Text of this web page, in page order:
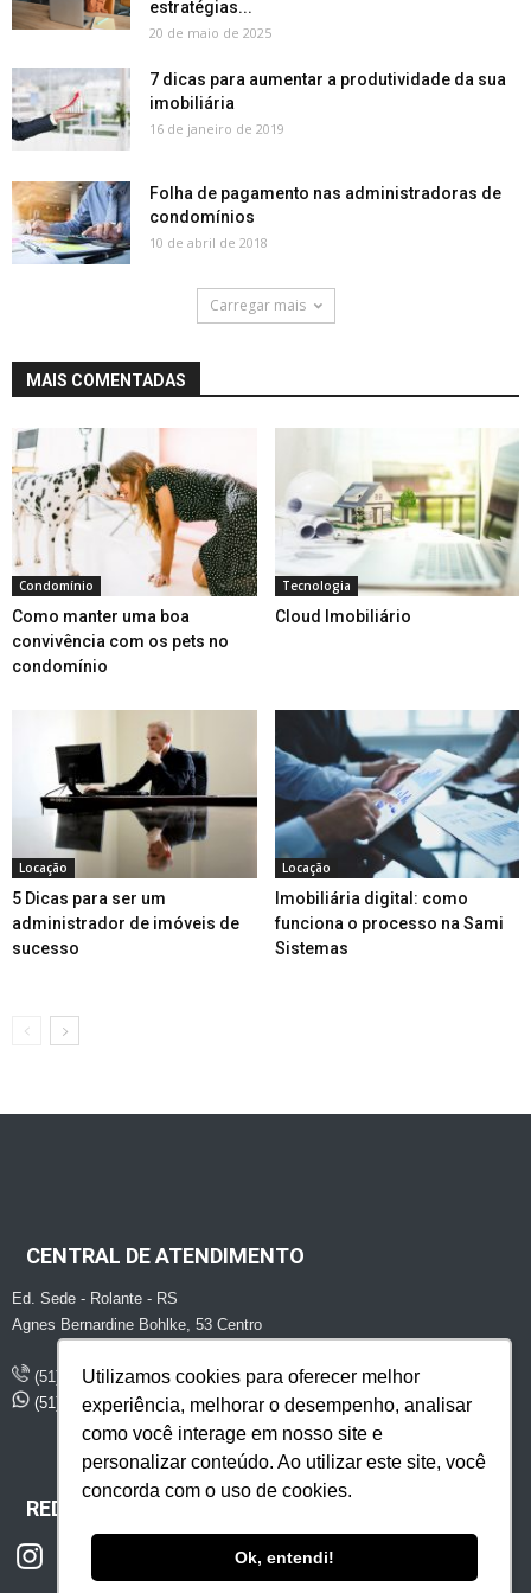
Utilizamos cookies para oferecer melhor
experiência, melhorar o desempenho, analisar
como você interage em nosso site e
personalizar conteúdo. Ao utilizar este site, você
concorda com o uso de cookies.
Ok, entendi!
estratégias...
20 de maio de 2025
7 dicas para aumentar a produtividade da sua
imobiliária
16 de janeiro de 2019
Folha de pagamento nas administradoras de
condomínios
10 de abril de 2018
Carregar mais
MAIS COMENTADAS
Condomínio
Como manter uma boa
convivência com os pets no
condomínio
Tecnologia
Cloud Imobiliário
Locação
5 Dicas para ser um
administrador de imóveis de
sucesso
Locação
Imobiliária digital: como
funciona o processo na Sami
Sistemas
CENTRAL DE ATENDIMENTO
Ed. Sede - Rolante - RS
Agnes Bernardine Bohlke, 53 Centro
(51) 2747 - 1507
(51) 99429 - 8551
REDES SOCIAIS